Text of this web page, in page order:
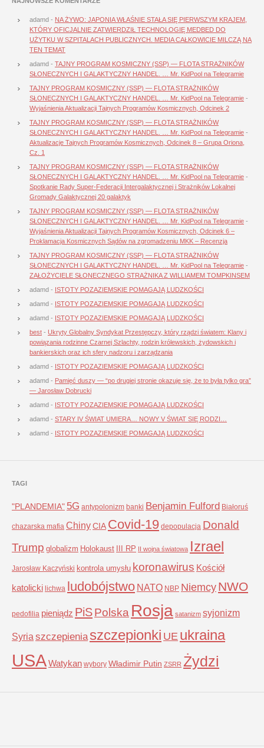
adamd - NA ŻYWO: JAPONIA WŁAŚNIE STAŁA SIĘ PIERWSZYM KRAJEM,
KTÓRY OFICJALNIE ZATWIERDZIŁ TECHNOLOGIĘ MEDBED DO
UŻYTKU W SZPITALACH PUBLICZNYCH. MEDIA CAŁKOWICIE MILCZĄ NA
TEN TEMAT
adamd - TAJNY PROGRAM KOSMICZNY (SSP) — FLOTA STRAŻNIKÓW
SŁONECZNYCH I GALAKTYCZNY HANDEL. … Mr. KidPool na Telegramie
TAJNY PROGRAM KOSMICZNY (SSP) — FLOTA STRAŻNIKÓW
SŁONECZNYCH I GALAKTYCZNY HANDEL. … Mr. KidPool na Telegramie -
Wyjaśnienia Aktualizacji Tajnych Programów Kosmicznych, Odcinek 2
TAJNY PROGRAM KOSMICZNY (SSP) — FLOTA STRAŻNIKÓW
SŁONECZNYCH I GALAKTYCZNY HANDEL. … Mr. KidPool na Telegramie -
Aktualizacje Tajnych Programów Kosmicznych, Odcinek 8 – Grupa Oriona,
Cz. 1
TAJNY PROGRAM KOSMICZNY (SSP) — FLOTA STRAŻNIKÓW
SŁONECZNYCH I GALAKTYCZNY HANDEL. … Mr. KidPool na Telegramie -
Spotkanie Rady Super-Federacji Intergalaktycznej i Strażników Lokalnej
Gromady Galaktycznej 20 galaktyk
TAJNY PROGRAM KOSMICZNY (SSP) — FLOTA STRAŻNIKÓW
SŁONECZNYCH I GALAKTYCZNY HANDEL. … Mr. KidPool na Telegramie -
Wyjaśnienia Aktualizacji Tajnych Programów Kosmicznych, Odcinek 6 –
Proklamacja Kosmicznych Sądów na zgromadzeniu MKK – Recenzja
TAJNY PROGRAM KOSMICZNY (SSP) — FLOTA STRAŻNIKÓW
SŁONECZNYCH I GALAKTYCZNY HANDEL. … Mr. KidPool na Telegramie -
ZAŁOŻYCIELE SŁONECZNEGO STRAŻNIKA Z WILLIAMEM TOMPKINSEM
adamd - ISTOTY POZAZIEMSKIE POMAGAJĄ LUDZKOŚCI
adamd - ISTOTY POZAZIEMSKIE POMAGAJĄ LUDZKOŚCI
adamd - ISTOTY POZAZIEMSKIE POMAGAJĄ LUDZKOŚCI
best - Ukryty Globalny Syndykat Przestępczy, który rządzi światem: Klany i
powiązania rodzinne Czarnej Szlachty, rodzin królewskich, żydowskich i
bankierskich oraz ich sfery nadzoru i zarządzania
adamd - ISTOTY POZAZIEMSKIE POMAGAJĄ LUDZKOŚCI
adamd - Pamięć duszy — “po drugiej stronie okazuje się, że to była tylko gra”
— Jarosław Dobrucki
adamd - ISTOTY POZAZIEMSKIE POMAGAJĄ LUDZKOŚCI
adamd - STARY IV ŚWIAT UMIERA… NOWY V ŚWIAT SIĘ RODZI…
adamd - ISTOTY POZAZIEMSKIE POMAGAJĄ LUDZKOŚCI
TAGI
"PLANDEMIA" 5G antypolonizm banki Benjamin Fulford Białoruś
chazarska mafia ChinyCIA Covid-19 depopulacja Donald
Trump globalizm Holokaust III RP II wojna światowa Izrael
Jarosław Kaczyński kontrola umysłu koronawirus Kościół
katolicki lichwa ludobójstwo NATO NBP NiemcyNWO
pedofilia pieniądz PiSPolska Rosja satanizm syjonizm
Syria szczepienia szczepionki UE ukraina
USAWatykan wybory Władimir Putin ZSRR Żydzi